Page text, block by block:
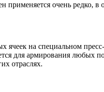
применяется очень редко,
на специальном
для армирования любых
отраслях.